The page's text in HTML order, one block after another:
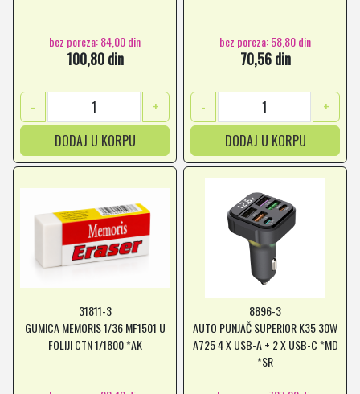
bez poreza: 84,00 din
100,80 din
-
+
DODAJ U KORPU
bez poreza: 58,80 din
70,56 din
-
+
DODAJ U KORPU
31811-3
GUMICA MEMORIS 1/36 MF1501 U
FOLIJI CTN 1/1800 *AK
8896-3
AUTO PUNJAČ SUPERIOR K35 30W
A725 4 X USB-A + 2 X USB-C *MD
*SR